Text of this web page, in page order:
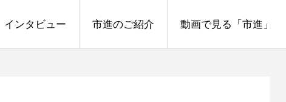
インタビュー 市進のご紹介 動画で見る「市進」